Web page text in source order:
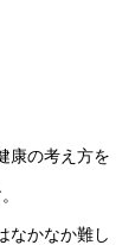
康の考え方を
なかなか難し